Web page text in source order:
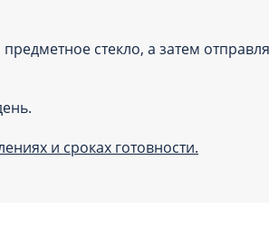
стекло, а затем
и сроках готовности.